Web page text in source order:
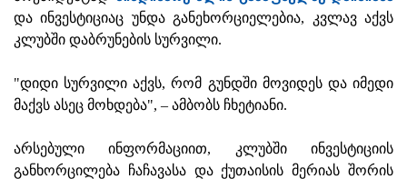
და ინვესტიციაც უნდა განეხორციელებია, კვლავ აქვს
კლუბში დაბრუნების სურვილი.
"დიდი სურვილი აქვს, რომ გუნდში მოვიდეს და იმედი
მაქვს ასეც მოხდება", – ამბობს ჩხეტიანი.
არსებული ინფორმაციით, კლუბში ინვესტიციის
განხორცილება ჩაჩავასა და ქუთაისის მერიას შორის